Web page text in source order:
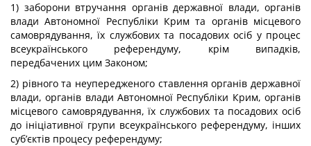
1) заборони втручання органів державної влади, органів
влади Автономної Республіки Крим та органів місцевого
самоврядування, їх службових та посадових осіб у процес
всеукраїнського референдуму, крім випадків,
передбачених цим Законом;
2) рівного та неупередженого ставлення органів державної
влади, органів влади Автономної Республіки Крим, органів
місцевого самоврядування, їх службових та посадових осіб
до ініціативної групи всеукраїнського референдуму, інших
суб’єктів процесу референдуму;